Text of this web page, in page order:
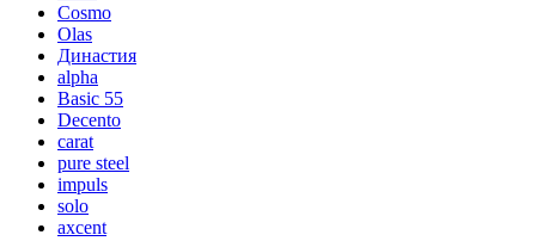
Cosmo
Olas
Династия
alpha
Basic 55
Decento
carat
pure steel
impuls
solo
axcent